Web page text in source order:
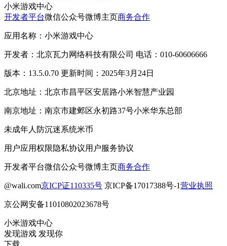
小米游戏中心
开发者平台微信公众号微博主页商务合作
应用名称：小米游戏中心
开发者：北京瓦力网络科技有限公司 电话：010-60606666
版本：13.5.0.70 更新时间：2025年3月24日
北京地址：北京市昌平区安居路小米智慧产业园
南京地址：南京市建邺区永初路37号小米华东总部
未成年人防沉迷系统米币
用户应用权限隐私协议用户服务协议
开发者平台微信公众号微博主页商务合作
@wali.com京ICP证110335号 京ICP备17017388号-1营业执照
京公网安备11010802023678号
小米游戏中心
发现游戏 发现你